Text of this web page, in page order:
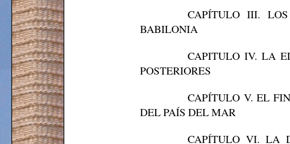
CAPÍTULO III.
BABILONIA
CAPITULO IV. LA
POSTERIORES
CAPÍTULO V. EL
DEL PAÍS DEL MAR
CAPÍTULO VI. LA